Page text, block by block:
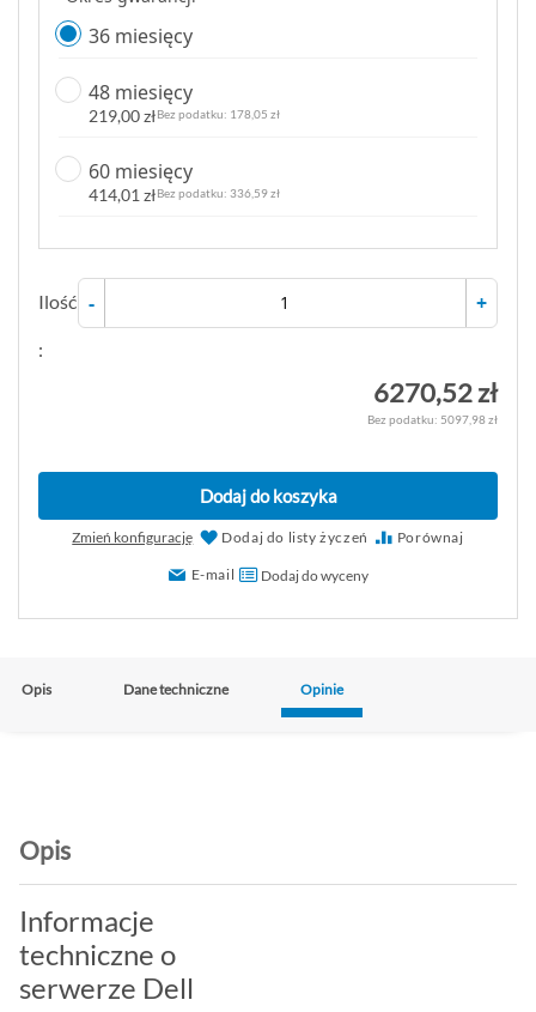
36 miesięcy
48 miesięcy
219,00 zł 178,05 zł
60 miesięcy
414,01 zł 336,59 zł
Ilość
:
- +
6270,52 zł
5097,98 zł
Dodaj do koszyka
Zmień konfigurację Dodaj do listy życzeń Porównaj
E-mail Dodaj do wyceny
Opis Dane techniczne Opinie
Opis
Informacje
techniczne o
serwerze Dell